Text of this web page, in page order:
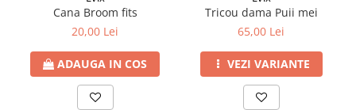
Cana Broom fits
20,00 Lei
ADAUGA IN COS
Tricou dama Puii mei
65,00 Lei
VEZI VARIANTE